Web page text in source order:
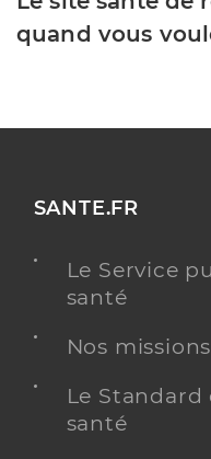
quand vous
SANTE.FR
Le Service
santé
Nos missions
Le Standard
santé